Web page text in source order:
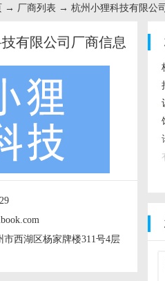
→ 厂商列表 → 杭州小狸科技有限公司
有限公司厂商信息
西湖区杨家牌楼311号4层